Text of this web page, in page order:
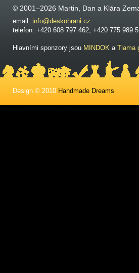
© 2001–2026 Martin, Dan a Klára
email: info@deskohrani.cz
telefon: +420 608 797 462; +420 775 989
Hlavními sponzory jsou MINDOK a Tlama
Design © 2010 Handmade Dreams